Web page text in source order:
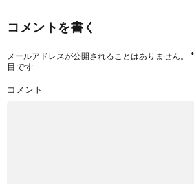
コメントを書く
メールアドレスが公開されることはありません。 *
目です
コメント